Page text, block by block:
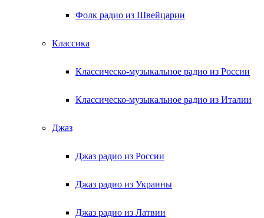
Фолк радио из Швейцарии
Классика
Классическо-музыкальное радио из России
Классическо-музыкальное радио из Италии
Джаз
Джаз радио из России
Джаз радио из Украины
Джаз радио из Латвии